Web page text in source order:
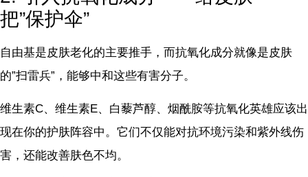
把”保护伞”
自由基是皮肤老化的主要推手，而抗氧化成分就像是皮肤
的”扫雷兵”，能够中和这些有害分子。
维生素C、维生素E、白藜芦醇、烟酰胺等抗氧化英雄应该出
现在你的护肤阵容中。它们不仅能对抗环境污染和紫外线伤
害，还能改善肤色不均。